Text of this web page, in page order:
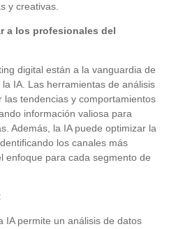
y creativas.
a los profesionales del
digital están a la vanguardia de
IA. Las herramientas de análisis
las tendencias y comportamientos
información valiosa para
Además, la IA puede optimizar la
los canales más
enfoque para cada segmento de
IA permite un análisis de datos